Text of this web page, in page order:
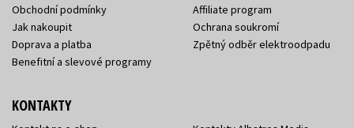
Obchodní podmínky
Jak nakoupit
Doprava a platba
Benefitní a slevové programy
Affiliate program
Ochrana soukromí
Zpětný odběr elektroodpadu
KONTAKTY